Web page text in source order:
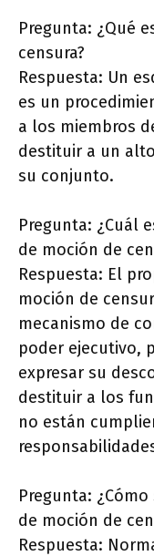
Pregunta: ¿Qué
censura?
Respuesta: Un
es un
a los miembros
destituir a un
su conjunto.
Pregunta: ¿Cuál
de moción de
Respuesta: El
moción de
mecanismo de
poder ejecutivo,
expresar su
destituir a los
no están
Pregunta:
de moción de
Respuesta: